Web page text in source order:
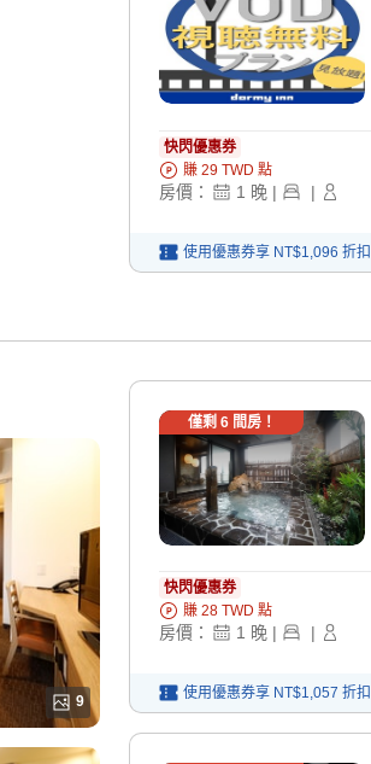
快閃優惠券
賺 29 TWD 點
房價： 1 晚 | |
使用優惠券享 NT$1,096 折扣
9
僅剩 6間房！
快閃優惠券
賺 28 TWD 點
房價： 1 晚 | |
使用優惠券享 NT$1,057 折扣